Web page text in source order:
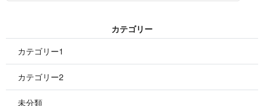
カ テ ゴ リ ー
カテゴリー1
カテゴリー2
未分類